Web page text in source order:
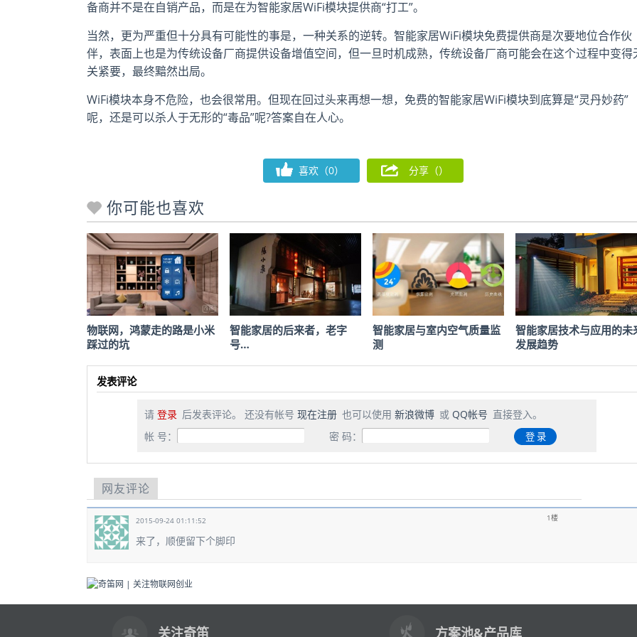
备商并不是在自销产品，而是在为智能家居WiFi模块提供商“打工”。
当然，更为严重但十分具有可能性的事是，一种关系的逆转。智能家居WiFi模块免费提供商是次要地位合作伙
伴，表面上也是为传统设备厂商提供设备增值空间，但一旦时机成熟，传统设备厂商可能会在这个过程中变得
关紧要，最终黯然出局。
WiFi模块本身不危险，也会很常用。但现在回过头来再想一想，免费的智能家居WiFi模块到底算是“灵丹妙药”
呢，还是可以杀人于无形的“毒品”呢?答案自在人心。
喜欢（0） 分享（）
你可能也喜欢
物联网，鸿蒙走的路是小米
踩过的坑
智能家居的后来者，老字
号…
智能家居与室内空气质量监
测
智能家居技术与应用的未
发展趋势
发表评论
请 登录 后发表评论。 还没有帐号 现在注册 也可以使用 新浪微博 或 QQ帐号 直接登入。
帐 号：
密 码：
网友评论
2015-09-24 01:11:52 1楼
来了，顺便留下个脚印
关注奇笛 方案池&产品库